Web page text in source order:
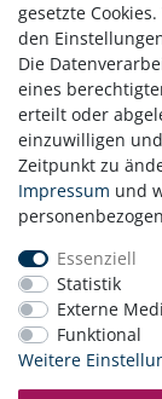
Zahlung
Versand
AGB
Hinweis zur
Erklärung zur
Kontakt
gesetzte
den
Die
eines
erteilt oder
einzuwilligen
Zeitpunkt zu
Impressum und
Essenziell
Statistik
Externe
Funktional
Weitere